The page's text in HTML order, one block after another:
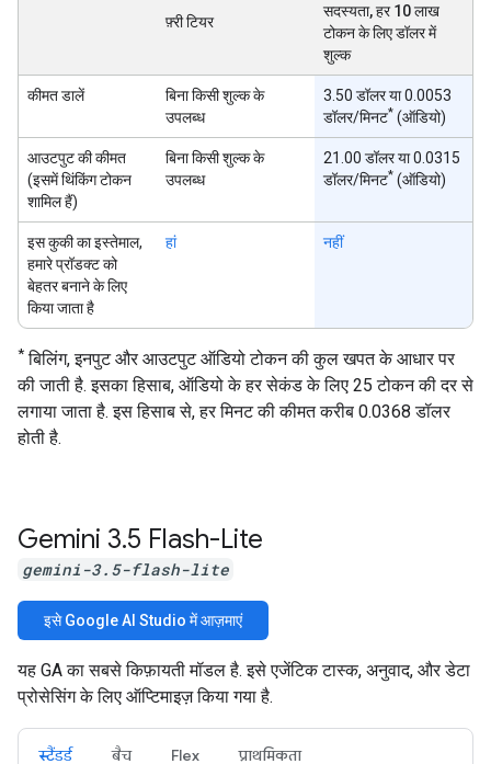
फ़्री टियर
सदस्यता, हर 10 लाख
टोकन के लिए डॉलर में
शुल्क
कीमत डालें
बिना किसी शुल्क के
उपलब्ध
3.50 डॉलर या 0.0053
डॉलर/मिनट* (ऑडियो)
आउटपुट की कीमत
(इसमें थिंकिंग टोकन
शामिल हैं)
बिना किसी शुल्क के
उपलब्ध
21.00 डॉलर या 0.0315
डॉलर/मिनट* (ऑडियो)
इस कुकी का इस्तेमाल,
हमारे प्रॉडक्ट को
बेहतर बनाने के लिए
किया जाता है
हां नहीं
* बिलिंग, इनपुट और आउटपुट ऑडियो टोकन की कुल खपत के आधार पर
की जाती है. इसका हिसाब, ऑडियो के हर सेकंड के लिए 25 टोकन की दर से
लगाया जाता है. इस हिसाब से, हर मिनट की कीमत करीब 0.0368 डॉलर
होती है.
Gemini 3.5 Flash-Lite
gemini-3.5-flash-lite
इसे Google AI Studio में आज़माएं
यह GA का सबसे किफ़ायती मॉडल है. इसे एजेंटिक टास्क, अनुवाद, और डेटा
प्रोसेसिंग के लिए ऑप्टिमाइज़ किया गया है.
स्टैंडर्ड बैच Flex प्राथमिकता